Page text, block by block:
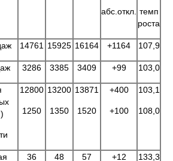
абс.откл. темп
роста
14761 15925 16164 +1164 107,9
3286 3385 3409 +99 103,0
12800
1250
13200
1350
13871
1520
+400
+100
103,1
108,0
36 48 57 +12 133,3